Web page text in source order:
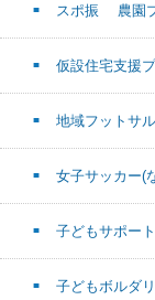
スポ振 農園
仮設住宅支援
地域フットサル
女子サッカー(
子どもサポー
子どもボルダ